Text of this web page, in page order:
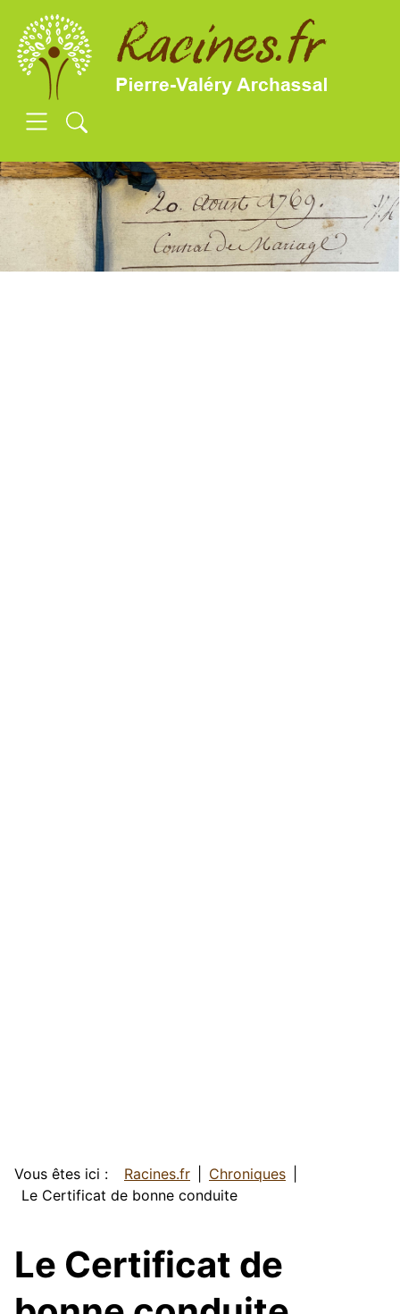
SKIP TO MAIN CONTENT
Vous êtes ici : Racines.fr
Chroniques
Le Certificat de bonne conduite
Le Certificat de